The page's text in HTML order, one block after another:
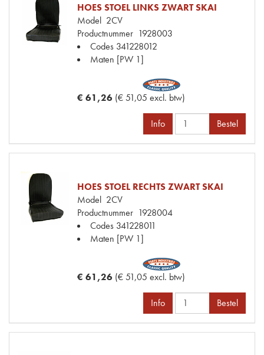
HOES STOEL LINKS ZWART SKAI
Model 2CV
Productnummer 1928003
Codes 341228012
Maten [PW 1]
€ 61,26 (€ 51,05 excl. btw)
Info Bestel
HOES STOEL RECHTS ZWART SKAI
Model 2CV
Productnummer 1928004
Codes 341228011
Maten [PW 1]
€ 61,26 (€ 51,05 excl. btw)
Info Bestel